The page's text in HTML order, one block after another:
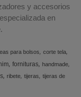
y accesorios
en
para bolsos corte tela
fornituras handmade
ribete tijeras tijeras de